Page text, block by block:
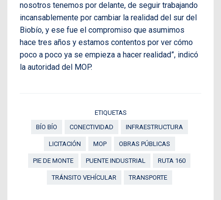
nosotros tenemos por delante, de seguir trabajando
incansablemente por cambiar la realidad del sur del
Biobío, y ese fue el compromiso que asumimos
hace tres años y estamos contentos por ver cómo
poco a poco ya se empieza a hacer realidad”, indicó
la autoridad del MOP.
ETIQUETAS
BÍO BÍO
CONECTIVIDAD INFRAESTRUCTURA
LICITACIÓN MOP OBRAS PÚBLICAS
PIE DE MONTE PUENTE INDUSTRIAL RUTA 160
TRÁNSITO VEHÍCULAR TRANSPORTE